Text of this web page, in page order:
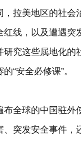
拉美地区的社会
线，以及遭遇突
究这些属地化的
“安全必修课”。
全球的中国驻外
突发安全事件，